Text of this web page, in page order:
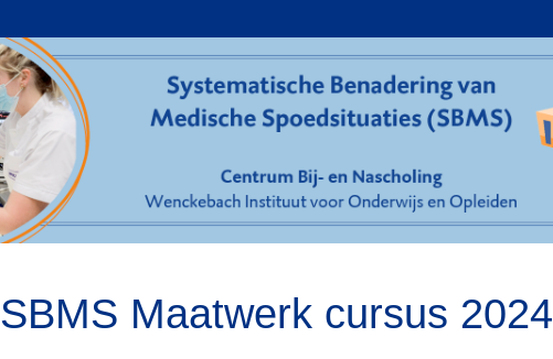
SBMS Maatwerk cursus 2024